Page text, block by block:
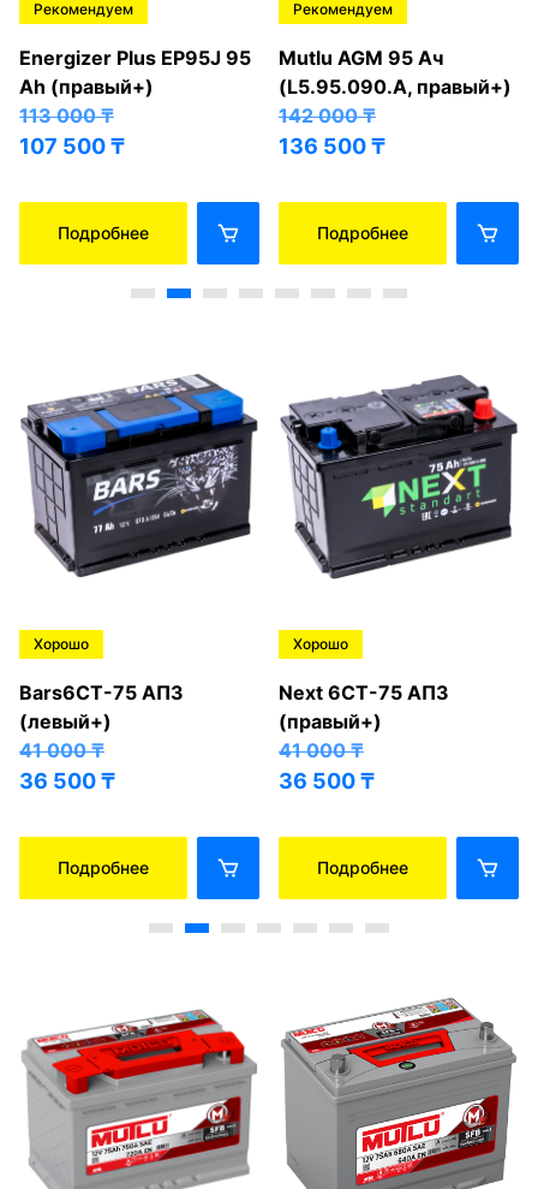
Рекомендуем
Energizer Plus EP95J 95
Ah (правый+)
113 000₸
107 500₸
Подробнее
Рекомендуем
Mutlu AGM 95 Ач
(L5.95.090.A, правый+)
142 000₸
136 500₸
Подробнее
Хорошо
Bars6СТ-75 АПЗ
(левый+)
41 000₸
36 500₸
Подробнее
Хорошо
Next 6СТ-75 АПЗ
(правый+)
41 000₸
36 500₸
Подробнее